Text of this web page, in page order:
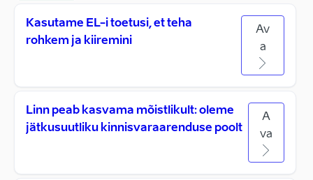
Kasutame EL-i toetusi, et teha
rohkem ja kiiremini
Av
a
Linn peab kasvama mõistlikult: oleme
jätkusuutliku kinnisvaraarenduse poolt
A
va